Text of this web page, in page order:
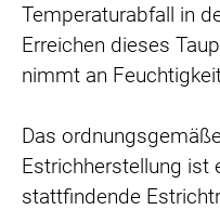
Temperaturabfall in
Erreichen dieses
nimmt an
Das
Estrichherstellung ist
stattfindende